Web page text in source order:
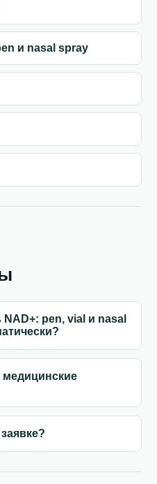
и nasal spray
pen, vial и nasal
медицинские